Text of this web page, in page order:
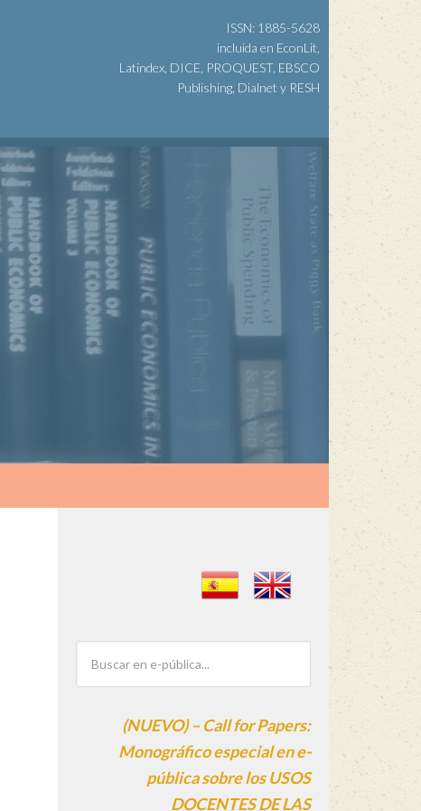
ISSN: 1885-5628
incluida en EconLit,
Latindex, DICE, PROQUEST, EBSCO
Publishing, Dialnet y RESH
(NUEVO) – Call for Papers:
Monográfico especial en e-
pública sobre los USOS
DOCENTES DE LAS